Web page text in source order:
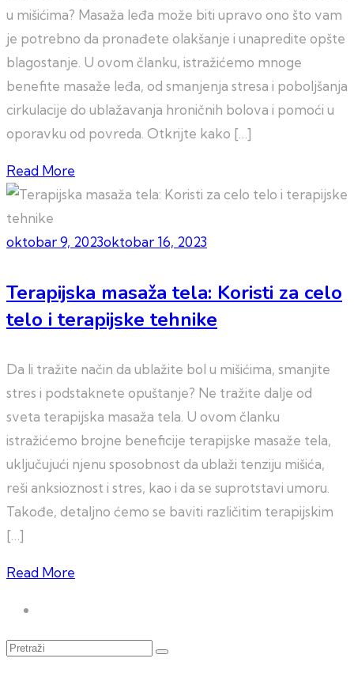
u mišićima? Masaža leđa može biti upravo ono što vam
je potrebno da pronađete olakšanje i unapredite opšte
blagostanje. U ovom članku, istražićemo mnoge
benefite masaže leđa, od smanjenja stresa i poboljšanja
cirkulacije do ublažavanja hroničnih bolova i pomoći u
oporavku od povreda. Otkrijte kako […]
Read More
oktobar 9, 2023oktobar 16, 2023
Terapijska masaža tela: Koristi za celo
telo i terapijske tehnike
Da li tražite način da ublažite bol u mišićima, smanjite
stres i podstaknete opuštanje? Ne tražite dalje od
sveta terapijska masaža tela. U ovom članku
istražićemo brojne beneficije terapijske masaže tela,
uključujući njenu sposobnost da ublaži tenziju mišića,
reši anksioznost i stres, kao i da se suprotstavi umoru.
Takođe, detaljno ćemo se baviti različitim terapijskim
[…]
Read More
Pretraži